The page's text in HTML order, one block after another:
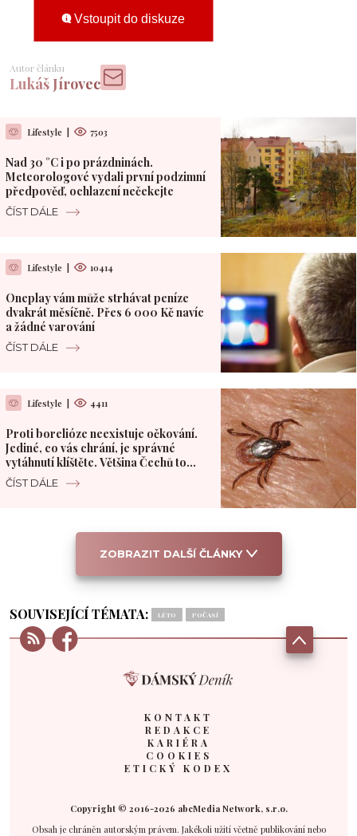
Vstoupit do diskuze
Autor článku
Lukáš Jírovec
Lifestyle 7503
Nad 30 °C i po prázdninách.
Meteorologové vydali první podzimní
předpověď, ochlazení nečekejte
ČÍST DÁLE
Lifestyle 10414
Oneplay vám může strhávat peníze
dvakrát měsíčně. Přes 6 000 Kč navíc
a žádné varování
ČÍST DÁLE
Lifestyle 4411
Proti borelióze neexistuje očkování.
Jediné, co vás chrání, je správné
vytáhnutí klíštěte. Většina Čechů to
dělá špatně
ČÍST DÁLE
ZOBRAZIT DALŠÍ ČLÁNKY
SOUVISEJÍCÍ TÉMATA: LÉTO POČASÍ
KONTAKT
REDAKCE
KARIÉRA
COOKIES
ETICKÝ KODEX
Copyright © 2016-2026 abcMedia Network, s.r.o.
Obsah je chráněn autorským právem. Jakékoli užití včetně publikování nebo